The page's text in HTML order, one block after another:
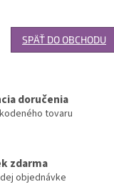
SPÄŤ DO OBCHODU
doručenia
tovaru
zdarma
objednávke